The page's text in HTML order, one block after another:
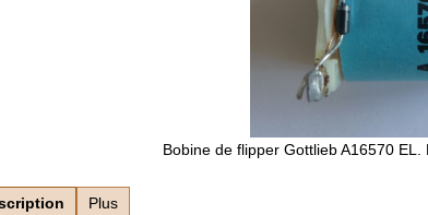
Bobine de flipper Gottlieb A16570
Plus